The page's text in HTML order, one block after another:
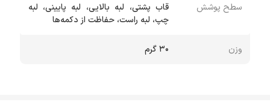
سطح پوشش
قاب پشتی، لبه بالایی، لبه پایینی، لبه
چپ، لبه راست، حفاظت از دکمه‌ها
وزن 30 گرم